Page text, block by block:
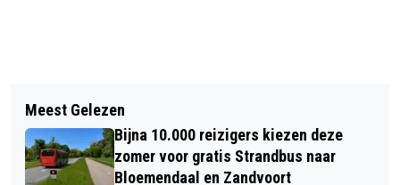
OVERHEDEN SLAAN HANDEN INEEN
VOOR BEREIKBARE KUST: MINDER
FILES, MEER SLIMME OPLOSSINGEN
DRIE VERDACHTEN OPGEPAKT VOOR
GEWAPENDE OVERVAL IN
BENNEBROEK
Meest Gelezen
Bijna 10.000 reizigers kiezen deze
zomer voor gratis Strandbus naar
Bloemendaal en Zandvoort